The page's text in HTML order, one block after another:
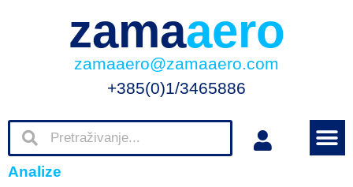
zamaaero
zamaaero@zamaaero.com
+385(0)1/3465886
Analize